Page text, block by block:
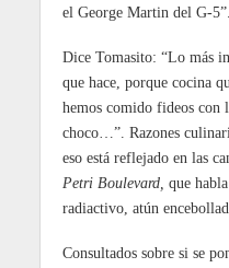
el George Martin del G-5”.
Dice Tomasito: “Lo más
que hace, porque cocina
hemos comido fideos con
choco…”. Razones
eso está reflejado en las
Petri Boulevard, que
radiactivo, atún
Consultados sobre si se